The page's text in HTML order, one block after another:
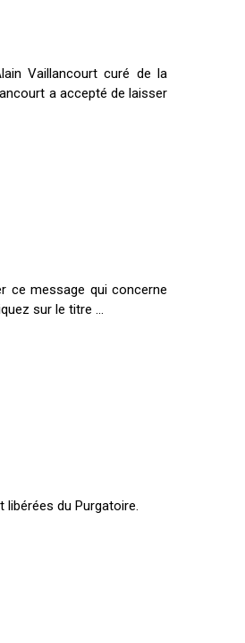
Vaillancourt curé de la
a accepté de laisser
ce message qui concerne
sur le titre ...
libérées du Purgatoire.